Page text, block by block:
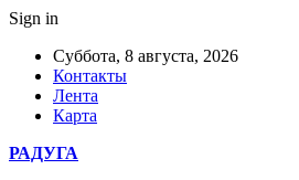
Sign in
Суббота, 8 августа, 2026
Контакты
Лента
Карта
РАДУГА